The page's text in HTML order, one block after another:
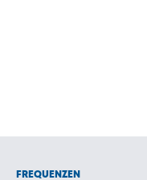
FREQUENZEN